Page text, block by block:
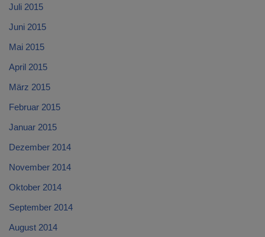
Juli 2015
Juni 2015
Mai 2015
April 2015
März 2015
Februar 2015
Januar 2015
Dezember 2014
November 2014
Oktober 2014
September 2014
August 2014